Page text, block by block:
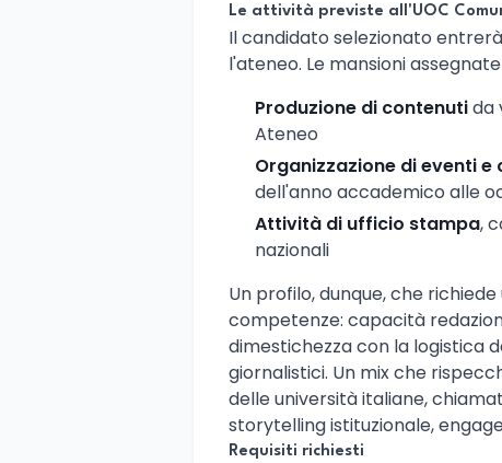
Le attività previste all'UOC
Il candidato selezionato
l'ateneo. Le mansioni
Produzione di contenutida
Ateneo
Organizzazione di eventi
dell'anno accademico alle
Attività di ufficio stampa,
nazionali
Un profilo, dunque, che
competenze: capacità
dimestichezza con la logistica
giornalistici. Un mix che
delle università italiane,
storytelling istituzionale,
Requisiti richiesti